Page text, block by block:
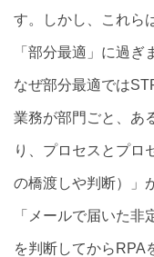
す。しかし、これら
「部分最適」に過ぎ
なぜ部分最適では
業務が部門ごと、あ
り、プロセスとプロ
の橋渡しや判断）」
「メールで届いた
を判断してからRPA